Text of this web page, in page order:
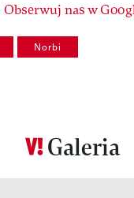
Obserwuj nas w
Norbi
Galeria